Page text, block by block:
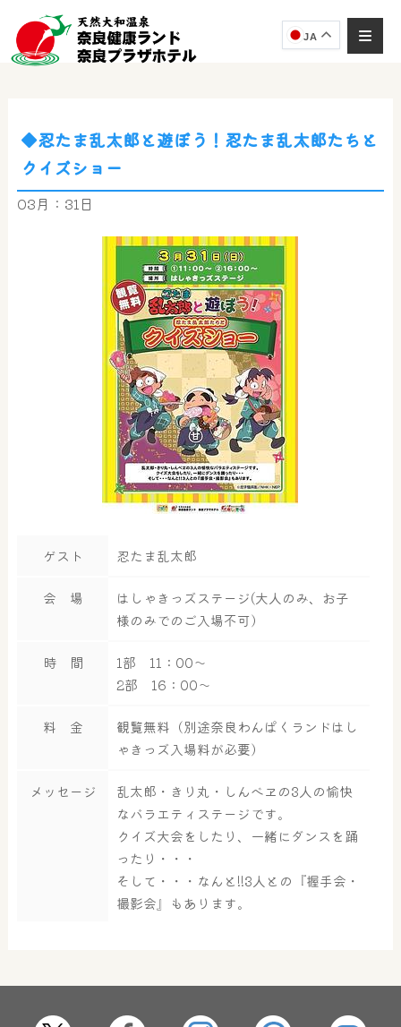
JA
サウナ・岩盤浴
屋内レジャープール
はしゃきっズ
◆忍たま乱太郎と遊ぼう！忍たま乱太郎たちと
クイズショー
03月：31日
ゲスト 忍たま乱太郎
会 場
はしゃきっズステージ(大人のみ、お子
様のみでのご入場不可）
時 間
1部 11：00～
2部 16：00～
料 金
観覧無料（別途奈良わんぱくランドはし
ゃきっズ入場料が必要）
メッセージ
乱太郎・きり丸・しんべヱの3人の愉快
なバラエティステージです。
クイズ大会をしたり、一緒にダンスを踊
ったり・・・
そして・・・なんと!!3人との『握手会・
撮影会』もあります。
AIコンシェルジュ
ご質問をお伺いします。